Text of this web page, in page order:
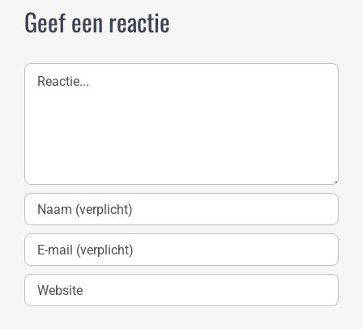
Geef een reactie
Reactie